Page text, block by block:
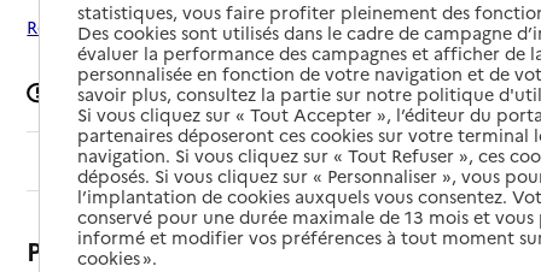
Rechercher les établissements autour de La Garde
Signaler une erreur
Sommaire
Présentation
statistiques, vous faire profiter pleinement des
Des cookies sont utilisés dans le cadre de campagne
évaluer la performance des campagnes et afficher de
personnalisée en fonction de votre navigation et de
savoir plus, consultez la partie sur notre politique
Si vous cliquez sur « Tout Accepter », l’éditeur du
partenaires déposeront ces cookies sur votre terminal
navigation. Si vous cliquez sur « Tout Refuser », ces
déposés. Si vous cliquez sur « Personnaliser », vous
l’implantation de cookies auxquels vous consentez.
conservé pour une durée maximale de 13 mois et
informé et modifier vos préférences à tout moment
cookies ».